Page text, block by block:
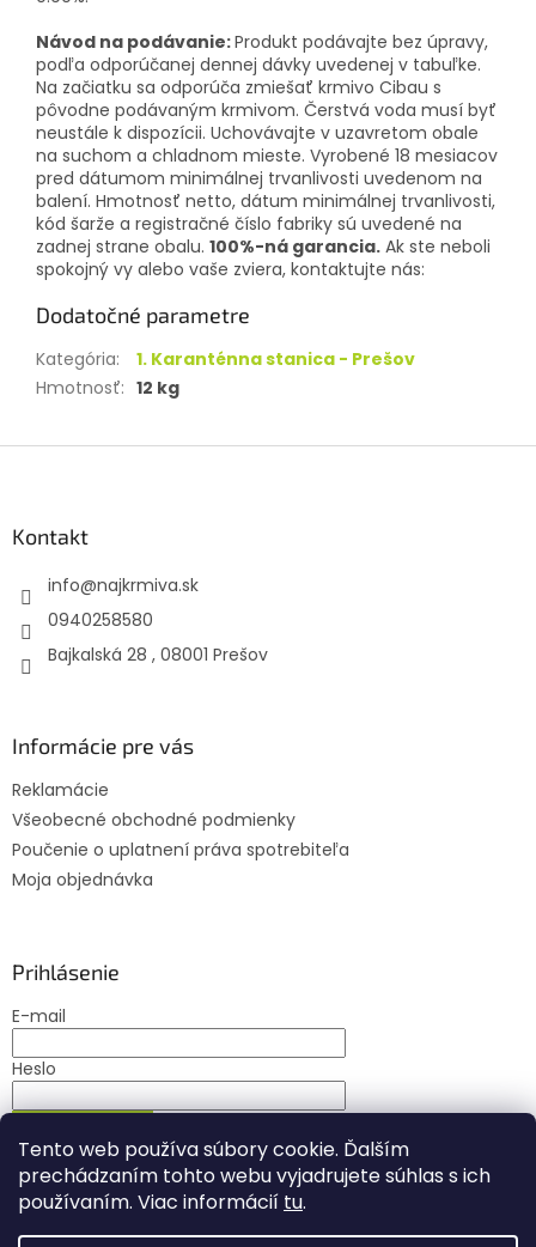
Tento web používa súbory cookie. Ďalším
prechádzaním tohto webu vyjadrujete súhlas s ich
používaním. Viac informácií tu.
Návod na podávanie:Produkt podávajte bez úpravy,
podľa odporúčanej dennej dávky uvedenej v tabuľke.
Na začiatku sa odporúča zmiešať krmivo Cibau s
pôvodne podávaným krmivom. Čerstvá voda musí byť
neustále k dispozícii. Uchovávajte v uzavretom obale
na suchom a chladnom mieste. Vyrobené 18 mesiacov
pred dátumom minimálnej trvanlivosti uvedenom na
balení. Hmotnosť netto, dátum minimálnej trvanlivosti,
kód šarže a registračné číslo fabriky sú uvedené na
zadnej strane obalu. 100%-ná garancia. Ak ste neboli
spokojný vy alebo vaše zviera, kontaktujte nás:
Dodatočné parametre
Kategória:
1. Karanténna stanica - Prešov
Hmotnosť: 12 kg
Kontakt
info@najkrmiva.sk
0940258580
Bajkalská 28 , 08001 Prešov
Informácie pre vás
Reklamácie
Všeobecné obchodné podmienky
Poučenie o uplatnení práva spotrebiteľa
Moja objednávka
Prihlásenie
E-mail
Heslo
Nová registrácia Zabudnuté heslo